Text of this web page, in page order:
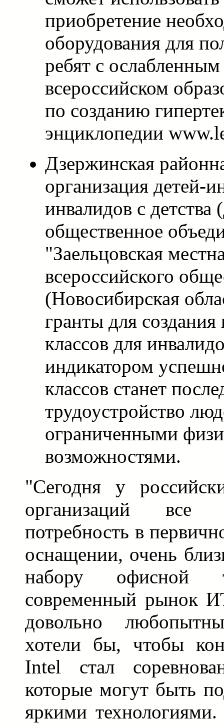
приобретение
оборудования для
ребят с
всероссийском
по созданию
энциклопедии
Дзержинская
организация детей-
инвалидов с
общественное
"Заельцовская
всероссийского
(Новосибирская
гранты для
классов для
индикатором
классов станет
трудоустройство
ограниченными
возможностями.
"Сегодня у
организаций все
потребность в
оснащении, очень
набору офисной
современный рынок
довольно
хотели бы, чтобы
Intel стал
которые могут быть
яркими